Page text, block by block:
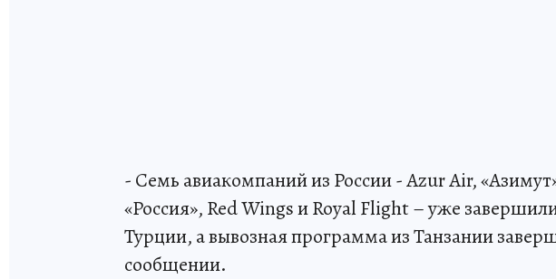
- Семь авиакомпаний из России - Azur Air,
«Россия», Red Wings и Royal Flight – уже
Турции, а вывозная программа из Танзании
сообщении.